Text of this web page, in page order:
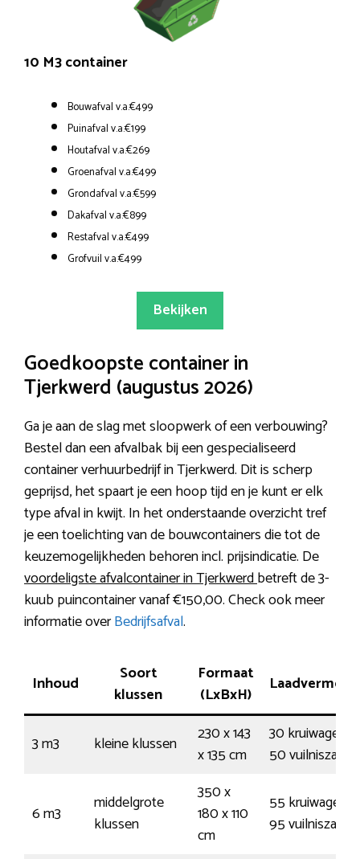
10 M3 container
Bouwafval v.a.€499
Puinafval v.a.€199
Houtafval v.a.€269
Groenafval v.a.€499
Grondafval v.a.€599
Dakafval v.a.€899
Restafval v.a.€499
Grofvuil v.a.€499
Bekijken
Goedkoopste container in
Tjerkwerd (augustus 2026)
Ga je aan de slag met sloopwerk of een verbouwing?
Bestel dan een afvalbak bij een gespecialiseerd
container verhuurbedrijf in Tjerkwerd. Dit is scherp
geprijsd, het spaart je een hoop tijd en je kunt er elk
type afval in kwijt. In het onderstaande overzicht tref
je een toelichting van de bouwcontainers die tot de
keuzemogelijkheden behoren incl. prijsindicatie. De
voordeligste afvalcontainer in Tjerkwerdbetreft de 3-
kuub puincontainer vanaf €150,00. Check ook meer
informatie overBedrijfsafval.
Inhoud
Soort
klussen
Formaat
(LxBxH)
3 m3 kleine klussen
230 x 143
x 135 cm
30 kruiwagens
50
6 m3
middelgrote
klussen
350 x
180 x 110
cm
55 kruiwagens
95